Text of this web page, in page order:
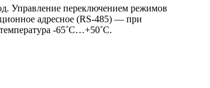
Управление переключением режимов
адресное (RS-485) — при
-65˚С…+50˚С.